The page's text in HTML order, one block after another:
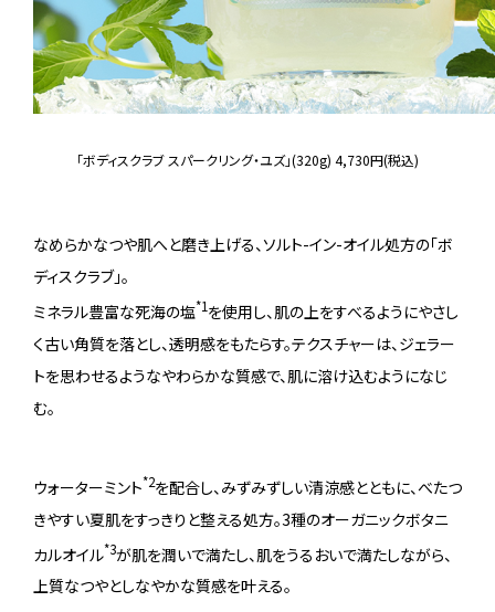
「ボディスクラブ スパークリング・ユズ」(320g) 4,730円(税込)
なめらかなつや肌へと磨き上げる、ソルト-イン-オイル処方の「ボ
ディスクラブ」。
ミネラル豊富な死海の塩*1を使用し、肌の上をすべるようにやさし
く古い角質を落とし、透明感をもたらす。テクスチャーは、ジェラー
トを思わせるようなやわらかな質感で、肌に溶け込むようになじ
む。
ウォーターミント*2を配合し、みずみずしい清涼感とともに、べたつ
きやすい夏肌をすっきりと整える処方。3種のオーガニックボタニ
カルオイル*3が肌を潤いで満たし、肌をうるおいで満たしながら、
上質なつやとしなやかな質感を叶える。